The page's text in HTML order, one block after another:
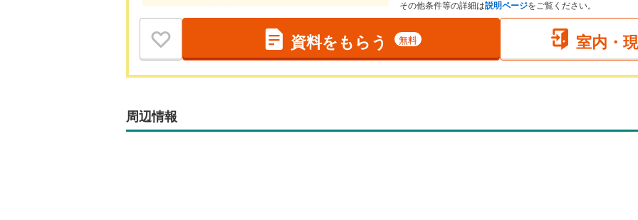
その他条件等の詳細は説明ページをご覧ください。
資料をもらう 無料 室内・
周辺情報